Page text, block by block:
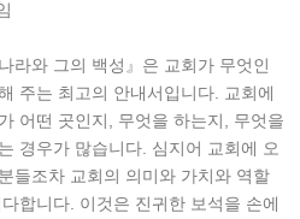
라와 그의 백성』은 교회가 무엇인
주는 최고의 안내서입니다. 교회에
어떤 곳인지, 무엇을 하는지, 무엇을
경우가 많습니다. 심지어 교회에 오
들조차 교회의 의미와 가치와 역할
합니다. 이것은 진귀한 보석을 손에